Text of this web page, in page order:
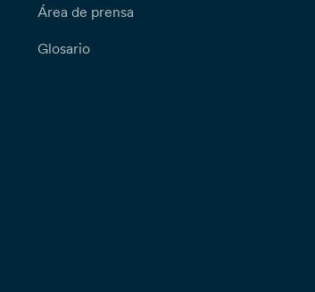
Área de prensa
Glosario